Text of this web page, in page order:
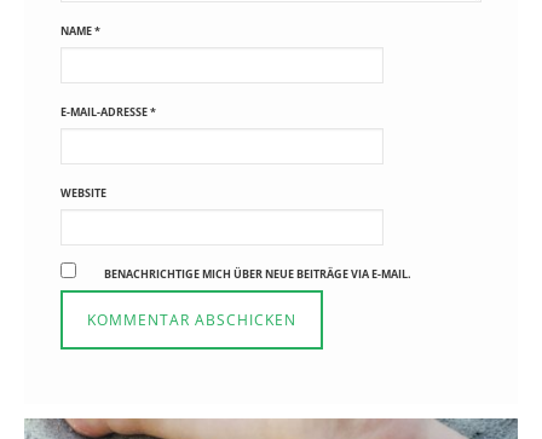
NAME*
E-MAIL-ADRESSE*
WEBSITE
BENACHRICHTIGE MICH ÜBER NEUE BEITRÄGE VIA E-MAIL.